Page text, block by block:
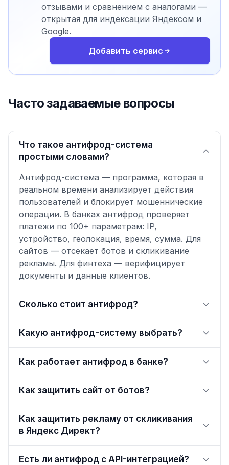
отзывами и сравнением с аналогами —
открытая для индексации Яндексом и
Google.
Добавить сервис
Часто задаваемые вопросы
Что такое антифрод-система
простыми словами?
Антифрод-система — программа, которая в
реальном времени анализирует действия
пользователей и блокирует мошеннические
операции. В банках антифрод проверяет
платежи по 100+ параметрам: IP,
устройство, геолокация, время, сумма. Для
сайтов — отсекает ботов и скликивание
рекламы. Для финтеха — верифицирует
документы и данные клиентов.
Сколько стоит антифрод?
Какую антифрод-систему выбрать?
Как работает антифрод в банке?
Как защитить сайт от ботов?
Как защитить рекламу от скликивания
в Яндекс Директ?
Есть ли антифрод с API-интеграцией?